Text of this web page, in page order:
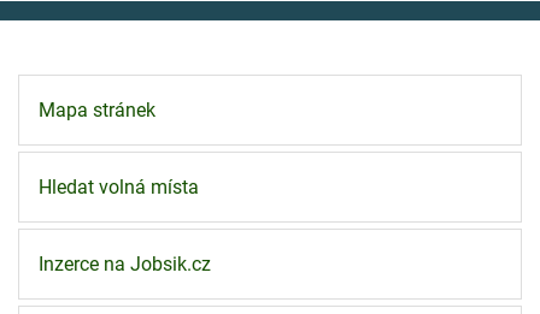
Mapa stránek
Hledat volná místa
Inzerce na Jobsik.cz